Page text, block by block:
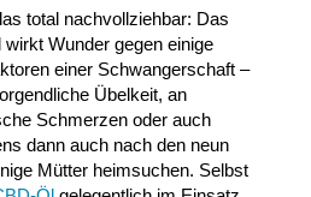
total nachvollziehbar: Das
Wunder gegen einige
einer Schwangerschaft –
Übelkeit, an
Schmerzen oder auch
dann auch nach den neun
Mütter heimsuchen. Selbst